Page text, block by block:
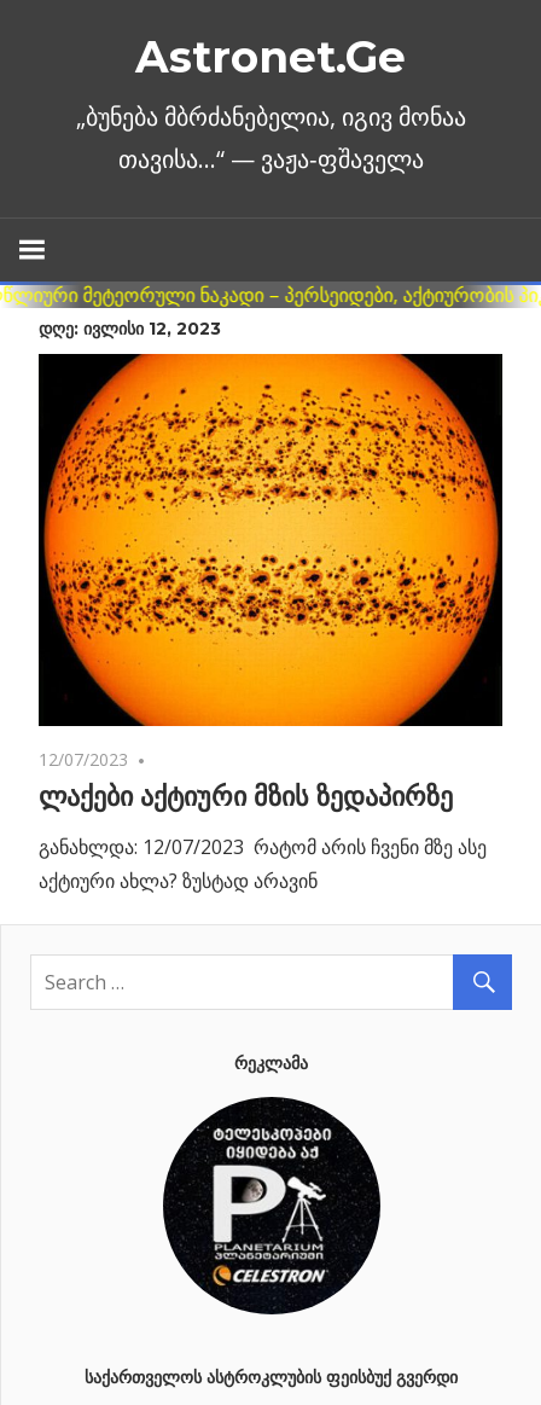
Astronet.Ge
ᲓᲦᲔ: ᲘᲕᲚᲘᲡᲘ 12, 2023
12/07/2023
ლაქები აქტიური მზის ზედაპირზე
განახლდა: 12/07/2023 რატომ არის ჩვენი მზე ასე
აქტიური ახლა? ზუსტად არავინ
ᲠᲔᲙᲚᲐᲛᲐ
ᲡᲐᲥᲐᲠᲗᲕᲔᲚᲝᲡ ᲐᲡᲢᲠᲝᲙᲚᲣᲑᲘᲡ ᲤᲔᲘᲡᲑᲣᲥ ᲒᲕᲔᲠᲓᲘ